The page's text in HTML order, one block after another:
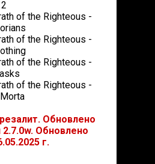
of the Righteous -
of the Righteous -
of the Righteous -
of the Righteous -
Обновлено
2.7.0w. Обновлено
г.